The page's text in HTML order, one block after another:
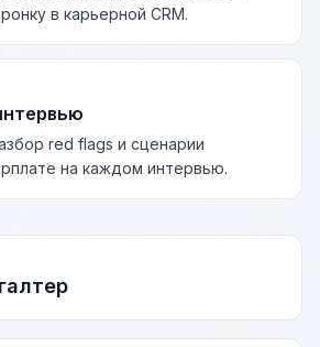
в карьерной CRM.
red flags и сценарии
на каждом интервью.